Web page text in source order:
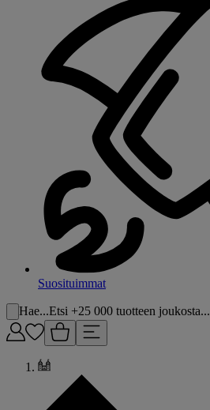
Suosituimmat
Hae...Etsi +25 000 tuotteen joukosta...